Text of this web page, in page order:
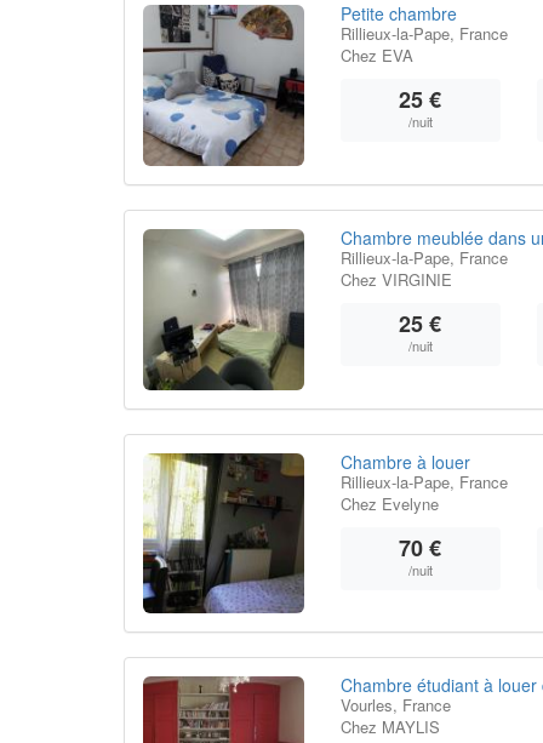
Petite chambre
Rillieux-la-Pape, France
Chez EVA
25 €
/nuit
Chambre meublée dans
Rillieux-la-Pape, France
Chez VIRGINIE
25 €
/nuit
Chambre à louer
Rillieux-la-Pape, France
Chez Evelyne
70 €
/nuit
Chambre étudiant à
Vourles, France
Chez MAYLIS